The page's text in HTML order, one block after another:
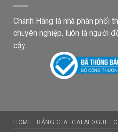
Chánh Hãng là nhà phân phối
chuyên nghiệp, luôn là người
cậy
HOME BẢNG GIÁ CATALOGUE